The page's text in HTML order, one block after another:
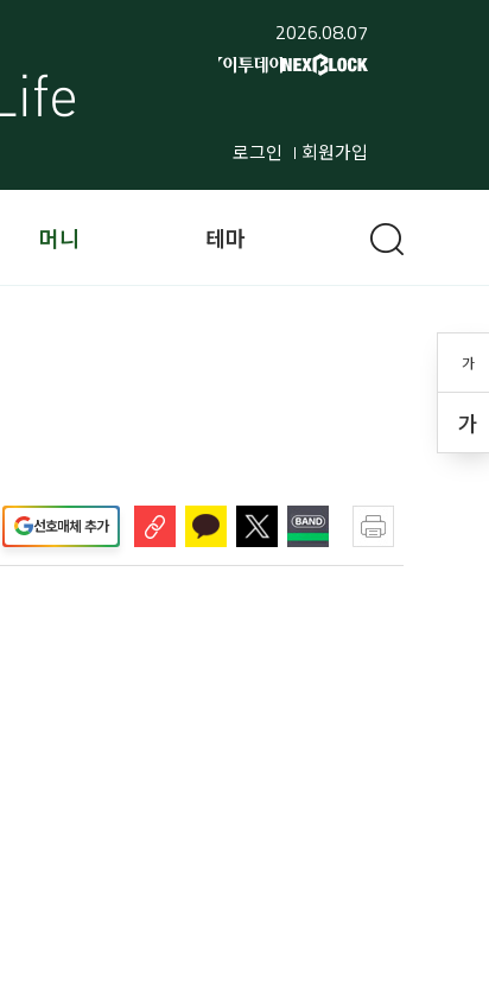
2026.08.07
로그인 회원가입
가
가
머니 테마
선호매체 추가